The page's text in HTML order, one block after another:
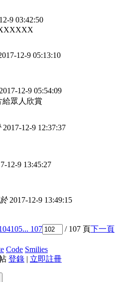
9 03:42:50
12-9 05:13:10
2017-12-9 05:54:09
眾人欣賞
2017-12-9 12:37:37
12-9 13:45:27
2017-12-9 13:49:15
105... 107 / 107 頁下一頁
Code Smilies
登錄 | 立即註冊